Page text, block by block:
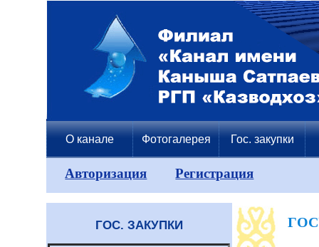
О канале Фотогалерея Гос. закупки
Авторизация Регистрация
ГОС. ЗАКУПКИ